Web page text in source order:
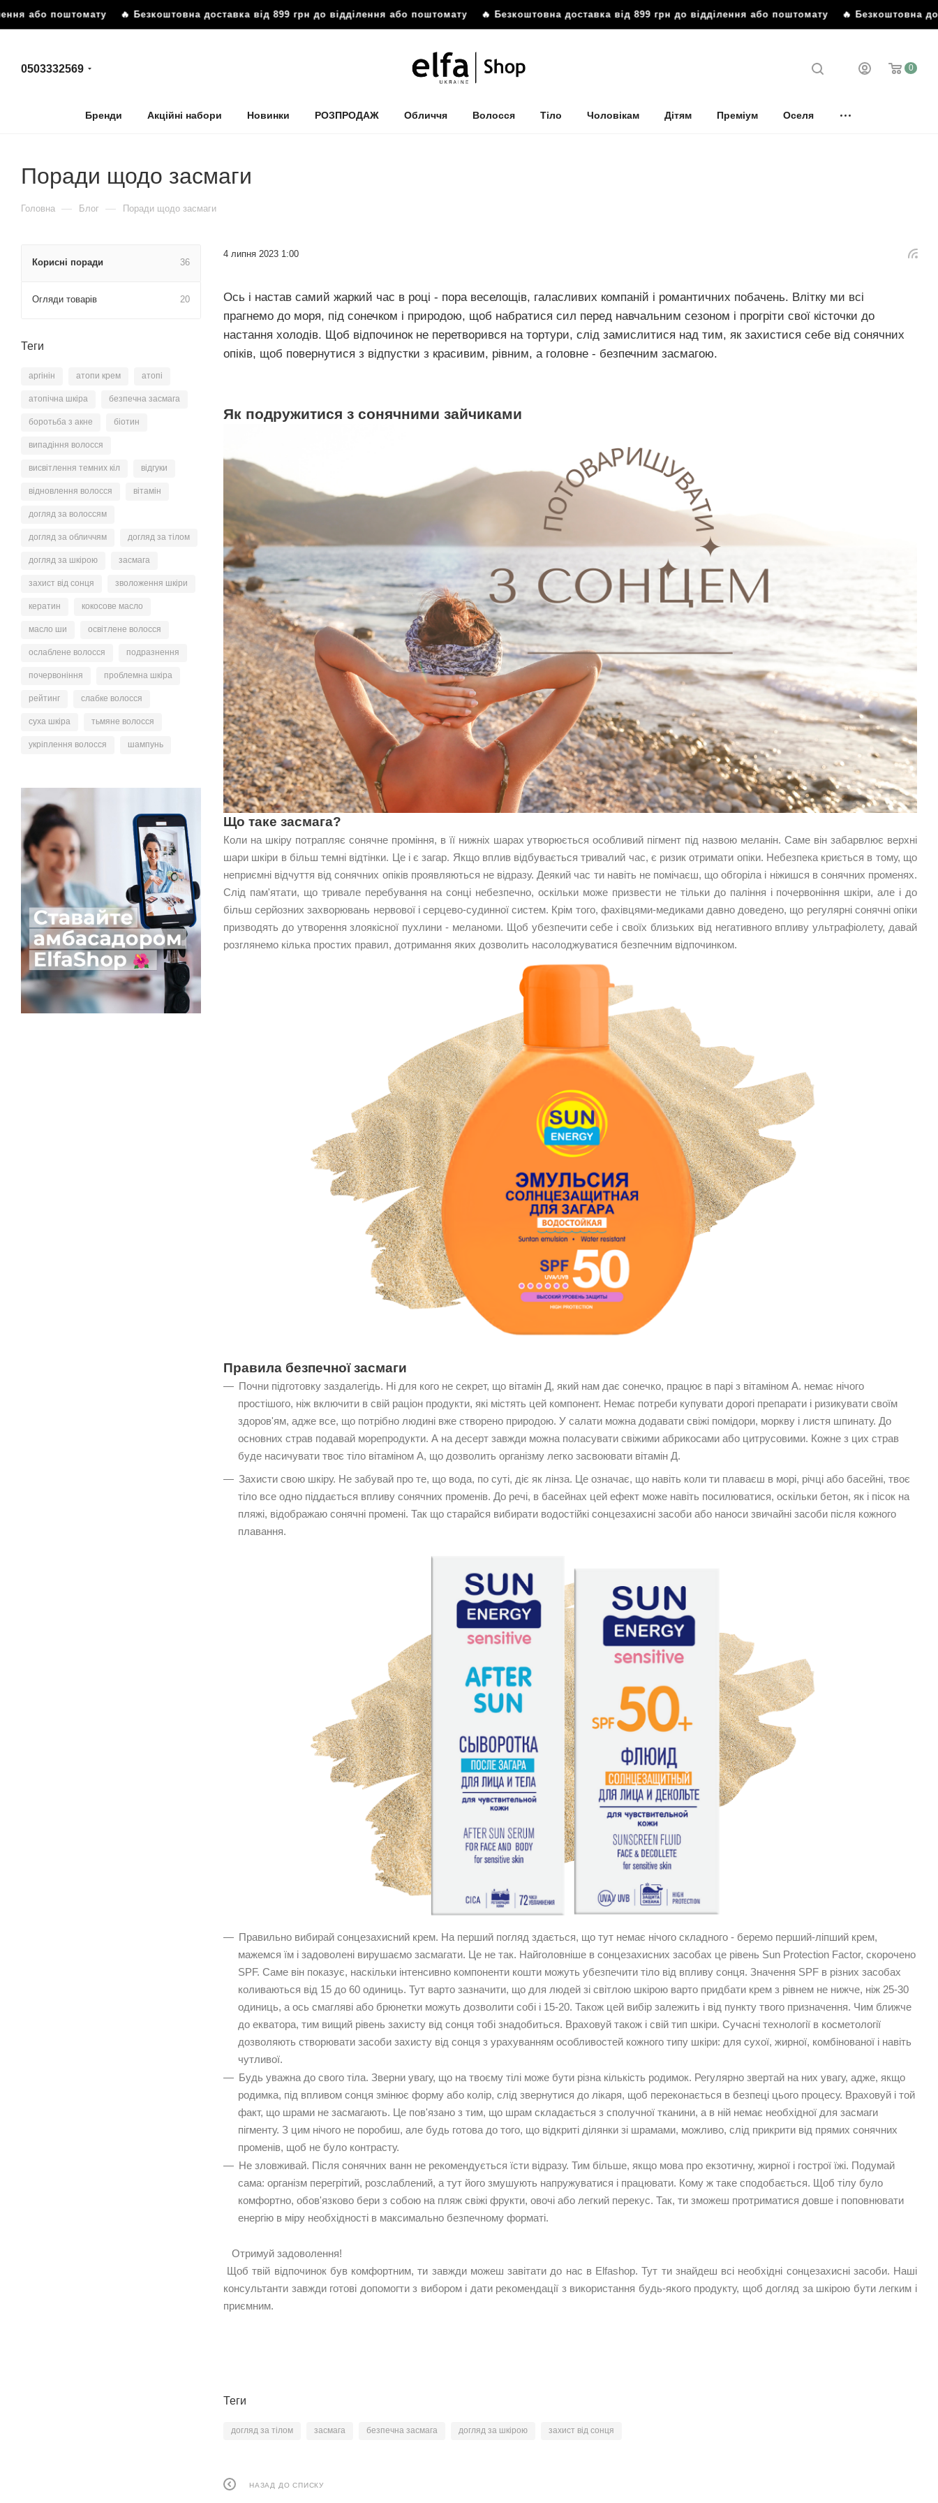
поштомату🔥 Безкоштовна доставка від 899 грн до відділення або поштомату🔥 Безкоштовна доставка від 899 грн до відділення або поштомату🔥 Безкоштовна доставка
0503332569 0
Бренди Акційні набори Новинки РОЗПРОДАЖ Обличчя Волосся Тіло Чоловікам Дітям Преміум Оселя
Поради щодо засмаги
Головна — Блог — Поради щодо засмаги
4 липня 2023 1:00
Ось і настав самий жаркий час в році - пора веселощів, галасливих компаній і романтичних побачень. Влітку ми всі
прагнемо до моря, під сонечком і природою, щоб набратися сил перед навчальним сезоном і прогріти свої кісточки до
настання холодів. Щоб відпочинок не перетворився на тортури, слід замислитися над тим, як захистися себе від сонячних
опіків, щоб повернутися з відпустки з красивим, рівним, а головне - безпечним засмагою.
Як подружитися з сонячними зайчиками
Що таке засмага?
Коли на шкіру потрапляє сонячне проміння, в її нижніх шарах утворюється особливий пігмент під назвою меланін. Саме він забарвлює верхні
шари шкіри в більш темні відтінки. Це і є загар. Якщо вплив відбувається тривалий час, є ризик отримати опіки. Небезпека криється в тому, що
неприємні відчуття від сонячних опіків проявляються не відразу. Деякий час ти навіть не помічаєш, що обгоріла і ніжишся в сонячних променях.
Слід пам'ятати, що тривале перебування на сонці небезпечно, оскільки може призвести не тільки до паління і почервоніння шкіри, але і до
більш серйозних захворювань нервової і серцево-судинної систем. Крім того, фахівцями-медиками давно доведено, що регулярні сонячні опіки
призводять до утворення злоякісної пухлини - меланоми. Щоб убезпечити себе і своїх близьких від негативного впливу ультрафіолету, давай
розглянемо кілька простих правил, дотримання яких дозволить насолоджуватися безпечним відпочинком.
Правила безпечної засмаги
Почни підготовку заздалегідь. Ні для кого не секрет, що вітамін Д, який нам дає сонечко, працює в парі з вітаміном А. немає нічого
простішого, ніж включити в свій раціон продукти, які містять цей компонент. Немає потреби купувати дорогі препарати і ризикувати своїм
здоров'ям, адже все, що потрібно людині вже створено природою. У салати можна додавати свіжі помідори, моркву і листя шпинату. До
основних страв подавай морепродукти. А на десерт завжди можна поласувати свіжими абрикосами або цитрусовими. Кожне з цих страв
буде насичувати твоє тіло вітаміном А, що дозволить організму легко засвоювати вітамін Д.
Захисти свою шкіру. Не забувай про те, що вода, по суті, діє як лінза. Це означає, що навіть коли ти плаваєш в морі, річці або басейні, твоє
тіло все одно піддається впливу сонячних променів. До речі, в басейнах цей ефект може навіть посилюватися, оскільки бетон, як і пісок на
пляжі, відображаю сонячні промені. Так що старайся вибирати водостійкі сонцезахисні засоби або наноси звичайні засоби після кожного
плавання.
Правильно вибирай сонцезахисний крем. На перший погляд здається, що тут немає нічого складного - беремо перший-ліпший крем,
мажемся їм і задоволені вирушаємо засмагати. Це не так. Найголовніше в сонцезахисних засобах це рівень Sun Protection Factor, скорочено
SPF. Саме він показує, наскільки інтенсивно компоненти кошти можуть убезпечити тіло від впливу сонця. Значення SPF в різних засобах
коливаються від 15 до 60 одиниць. Тут варто зазначити, що для людей зі світлою шкірою варто придбати крем з рівнем не нижче, ніж 25-30
одиниць, а ось смагляві або брюнетки можуть дозволити собі і 15-20. Також цей вибір залежить і від пункту твого призначення. Чим ближче
до екватора, тим вищий рівень захисту від сонця тобі знадобиться. Враховуй також і свій тип шкіри. Сучасні технології в косметології
дозволяють створювати засоби захисту від сонця з урахуванням особливостей кожного типу шкіри: для сухої, жирної, комбінованої і навіть
чутливої.
Будь уважна до свого тіла. Зверни увагу, що на твоєму тілі може бути різна кількість родимок. Регулярно звертай на них увагу, адже, якщо
родимка, під впливом сонця змінює форму або колір, слід звернутися до лікаря, щоб переконається в безпеці цього процесу. Враховуй і той
факт, що шрами не засмагають. Це пов'язано з тим, що шрам складається з сполучної тканини, а в ній немає необхідної для засмаги
пігменту. З цим нічого не поробиш, але будь готова до того, що відкриті ділянки зі шрамами, можливо, слід прикрити від прямих сонячних
променів, щоб не було контрасту.
Не зловживай. Після сонячних ванн не рекомендується їсти відразу. Тим більше, якщо мова про екзотичну, жирної і гострої їжі. Подумай
сама: організм перегрітий, розслаблений, а тут його змушують напружуватися і працювати. Кому ж таке сподобається. Щоб тілу було
комфортно, обов'язково бери з собою на пляж свіжі фрукти, овочі або легкий перекус. Так, ти зможеш протриматися довше і поповнювати
енергію в міру необхідності в максимально безпечному форматі.
Отримуй задоволення!
Щоб твій відпочинок був комфортним, ти завжди можеш завітати до нас в Elfashop. Тут ти знайдеш всі необхідні сонцезахисні засоби. Наші
консультанти завжди готові допомогти з вибором і дати рекомендації з використання будь-якого продукту, щоб догляд за шкірою бути легким і
приємним.
Теги
догляд за тілом засмага безпечна засмага догляд за шкірою захист від сонця
НАЗАД ДО СПИСКУ
Корисні поради 36
Огляди товарів 20
Теги
аргінін атопи крем атопі
атопічна шкіра безпечна засмага
боротьба з акне біотин
випадіння волосся
висвітлення темних кіл відгуки
відновлення волосся вітамін
догляд за волоссям
догляд за обличчям догляд за тілом
догляд за шкірою засмага
захист від сонця зволоження шкіри
кератин кокосове масло
масло ши освітлене волосся
ослаблене волосся подразнення
почервоніння проблемна шкіра
рейтинг слабке волосся
суха шкіра тьмяне волосся
укріплення волосся шампунь